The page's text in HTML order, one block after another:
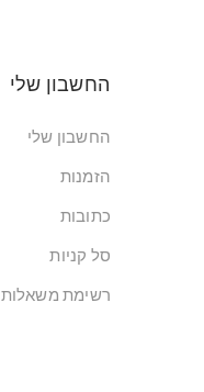
החשבון שלי
החשבון שלי
הזמנות
כתובות
סל קניות
רשימת משאלות